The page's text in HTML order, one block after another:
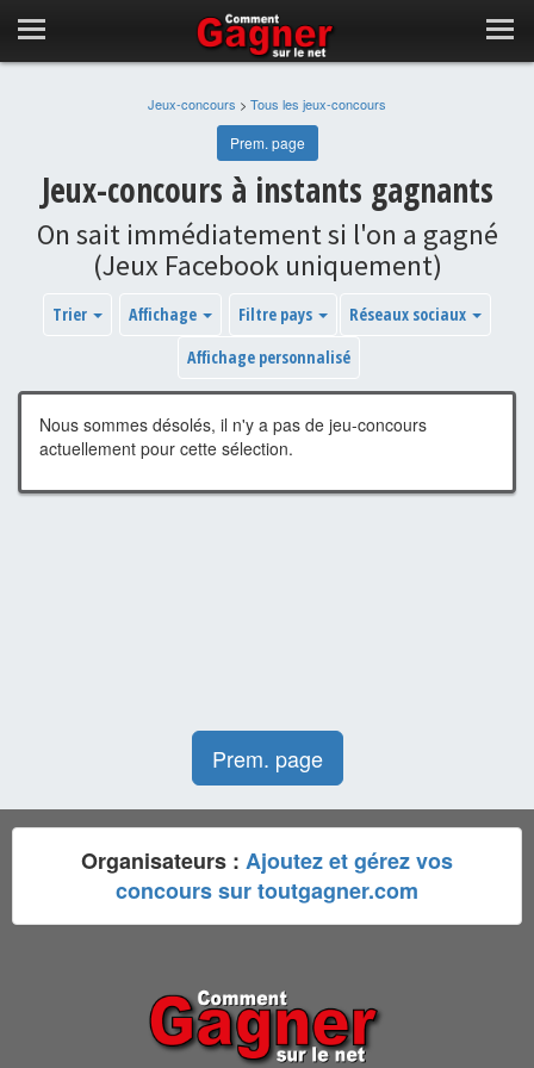
Jeux-concours > Tous les jeux-concours
Prem. page
Jeux-concours à instants gagnants
On sait immédiatement si l'on a gagné
(Jeux Facebook uniquement)
Trier Affichage Filtre pays
Réseaux sociaux
Affichage personnalisé
Nous sommes désolés, il n'y a pas de jeu-concours
actuellement pour cette sélection.
Prem. page
Organisateurs : Ajoutez et gérez vos
concours sur toutgagner.com